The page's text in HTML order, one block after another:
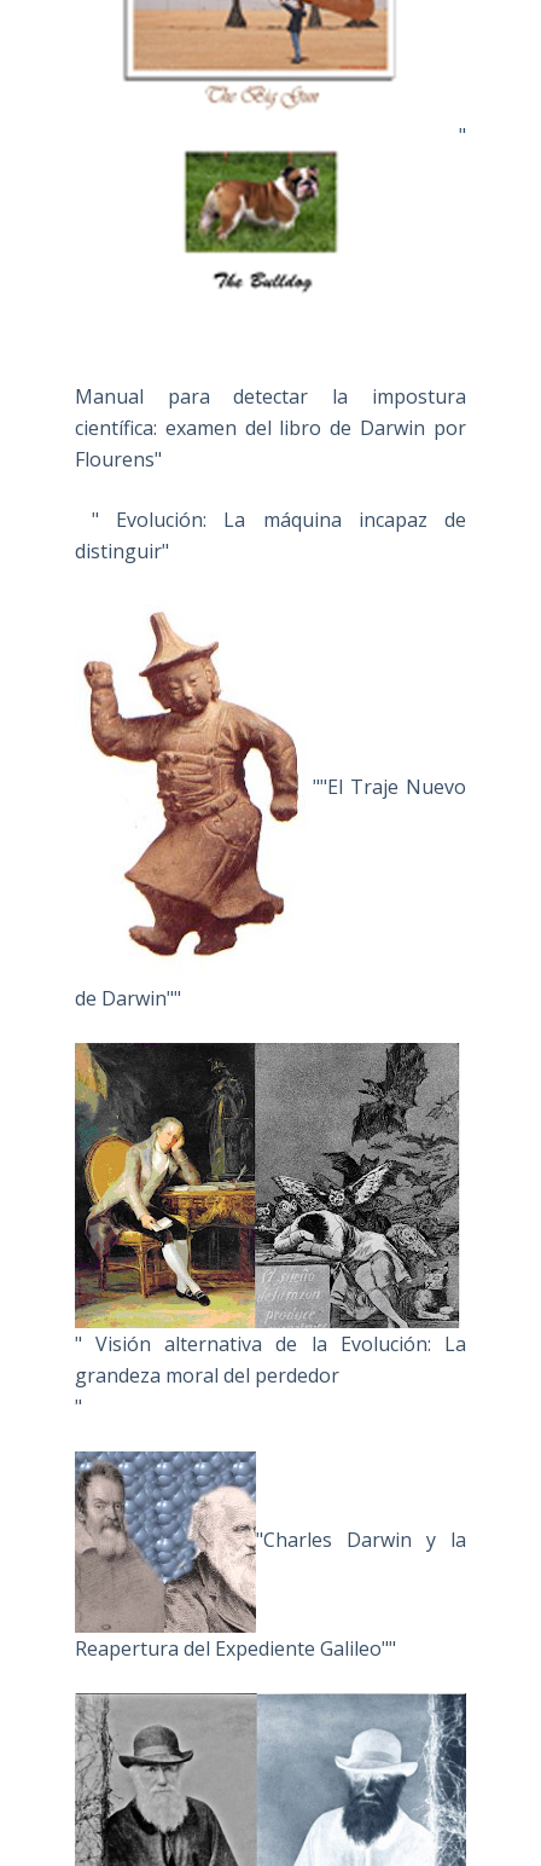
"
Manual para detectar la impostura
científica: examen del libro de Darwin por
Flourens"
" Evolución: La máquina incapaz de
distinguir"
""El Traje Nuevo
de Darwin""
" Visión alternativa de la Evolución: La
grandeza moral del perdedor
"
"Charles Darwin y la
Reapertura del Expediente Galileo""